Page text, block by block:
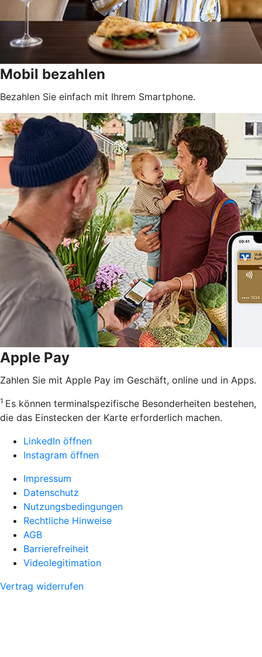
Mobil bezahlen
Bezahlen Sie einfach mit Ihrem Smartphone.
Apple Pay
Zahlen Sie mit Apple Pay im Geschäft, online und in Apps.
1 Es können terminalspezifische Besonderheiten bestehen,
die das Einstecken der Karte erforderlich machen.
LinkedIn öffnen
Instagram öffnen
Impressum
Datenschutz
Nutzungsbedingungen
Rechtliche Hinweise
AGB
Barrierefreiheit
Videolegitimation
Vertrag widerrufen